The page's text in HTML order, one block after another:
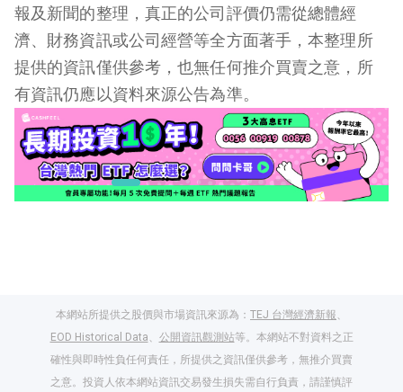
報及新聞的整理，真正的公司評價仍需從總體經
濟、財務資訊或公司經營等全方面著手，本整理所
提供的資訊僅供參考，也無任何推介買賣之意，所
有資訊仍應以資料來源公告為準。
本網站所提供之股價與市場資訊來源為： TEJ 台灣經濟新報、
EOD Historical Data、 公開資訊觀測站等。本網站不對資料之正
確性與即時性負任何責任，所提供之資訊僅供參考，無推介買賣
之意。投資人依本網站資訊交易發生損失需自行負責，請謹慎評